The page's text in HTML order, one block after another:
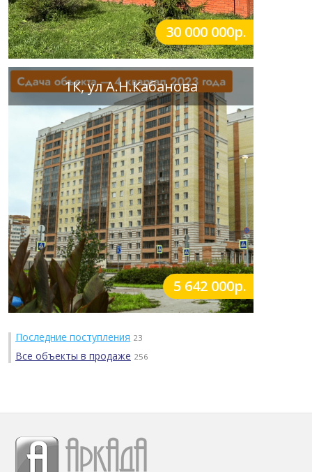
30 000 000р.
1К, ул А.Н.Кабанова
5 642 000р.
Последние поступления 23
Все объекты в продаже 256